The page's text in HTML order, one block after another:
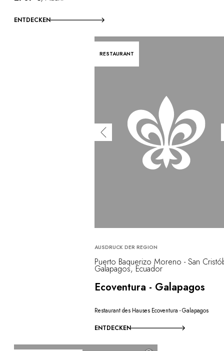
ENTDECKEN
RESTAURANT
AUSDRUCK DER REGION
Puerto Baquerizo Moreno - San
Galapagos, Ecuador
Ecoventura - Galapagos
Restaurant des Hauses Ecoventura - Galapagos
ENTDECKEN